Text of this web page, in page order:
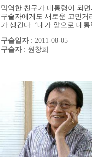
칭에 얽힌 에피소드
막역한 친구가 대통령이 되
구술자에게도 새로운 고민거
가 생긴다. ‘내가 앞으로 대통
려야 되나?’ 평소처럼 하기로
리 약속해두었지만, 청와대
존대를 주고받는다. 구술자
겁게 생각한 노 대통령의 개
인 면모를 전해준다.
구술일자 : 2011-08-05
구술자 : 원창희